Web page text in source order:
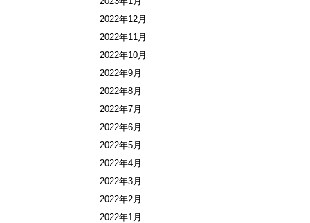
2022年12月
2022年11月
2022年10月
2022年9月
2022年8月
2022年7月
2022年6月
2022年5月
2022年4月
2022年3月
2022年2月
2022年1月